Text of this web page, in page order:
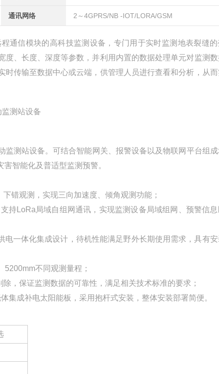
通讯网络 2～4GPRS/NB -IOT/LORA/GSM
通信模块的高科技监测设备，专门用于实时监测地表裂缝
、长度、深度等参数，并利用内置的数据处理单元对监测
传输至数据中心或云端，供管理人员进行查看和分析，从
监测站设备。可结合智能网关、报警设备以及物联网平台组
智能化及普适型监测预警。
错观测，实现三向加速度、倾角观测功能；
持LoRa局域自组网通讯，实现监测设备局域组网、预警信
一体化集成设计，待机性能满足野外长期使用需求，具有
不同观测量程；
，保证监测数据的可靠性，满足相关技术标准的要求；
集成补电太阳能板，采用抱杆式安装，整体安装部署简便。